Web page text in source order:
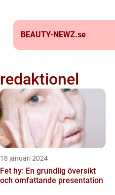
BEAUTY-NEWZ.se
redaktionel
18 januari 2024
Fet hy: En grundlig översikt
och omfattande presentation